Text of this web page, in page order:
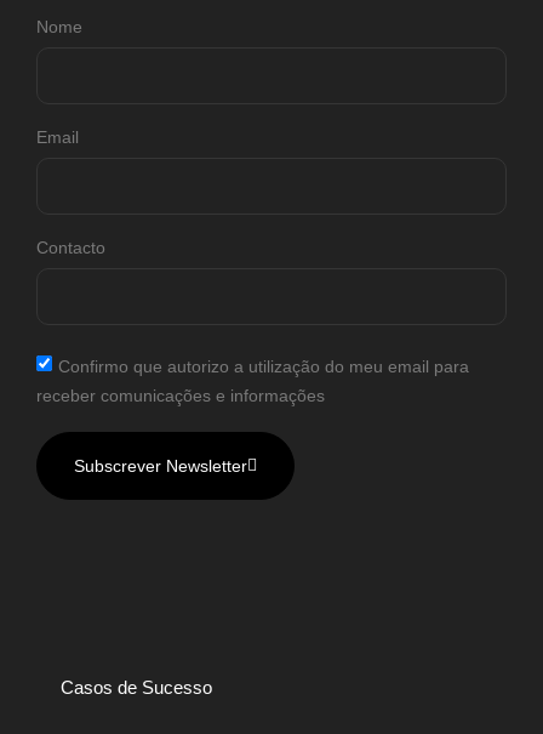
Nome
Email
Contacto
Confirmo que autorizo a utilização do meu email para
receber comunicações e informações
Subscrever Newsletter
Casos de Sucesso